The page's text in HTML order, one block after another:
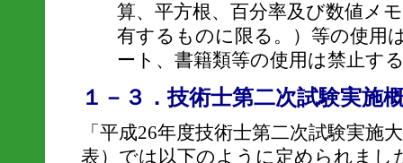
算、平方根、百分率及び数値メ
有するものに限る。）等の使用
ート、書籍類等の使用は禁止す
１－３．技術士第二次試験実施
「平成26年度技術士第二次試験実施
表）では以下のように定められまし